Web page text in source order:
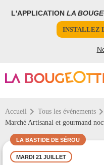
L'APPLICATION LA
INSTALLEZ
Accueil
Tous les événements
Marché Artisanal et gourmand
LA BASTIDE DE SÉROU
MARDI 21 JUILLET
Votre inscription à